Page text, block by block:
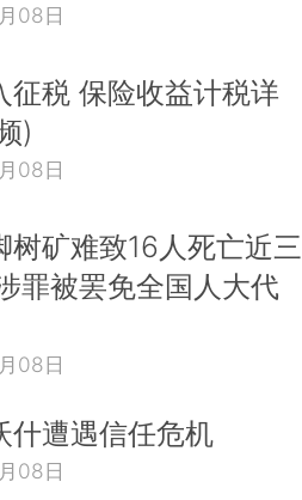
08日
征税 保险收益计税详
)
08日
树矿难致16人死亡近三
罪被罢免全国人大代
08日
什遭遇信任危机
08日